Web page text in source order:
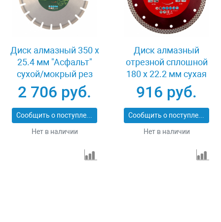
Диск алмазный 350 х
25.4 мм "Асфальт"
сухой/мокрый рез
Сибртех 731013
2 706 руб.
Сообщить о поступлении
Нет в наличии
Диск алмазный
отрезной сплошной
180 х 22.2 мм сухая
резка Matrix
Professional 73128
916 руб.
Сообщить о поступлении
Нет в наличии